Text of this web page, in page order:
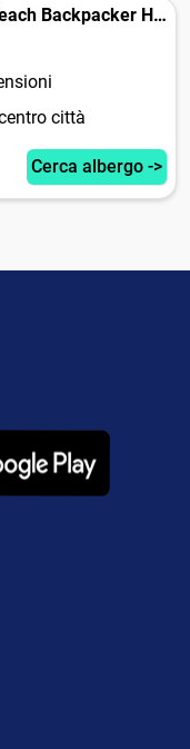
Sunflower Beach Backpacker Hostel
città
Cerca albergo ->